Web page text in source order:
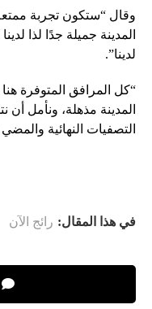
وقال “ستكون تجربة
المدينة جميلة جدًا لذا
لدينا”.
“كل المرافق المتوفرة
المدينة مذهلة، ونأمل
التصفيات النهائية
في هذا المقال: رائج الآن